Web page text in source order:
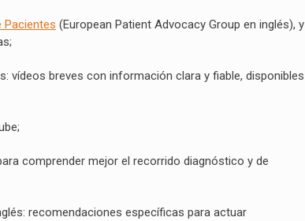
Pacientes (European Patient Advocacy Group en inglés), y
vídeos breves con información clara y fiable, disponibles
comprender mejor el recorrido diagnóstico y de
recomendaciones específicas para actuar